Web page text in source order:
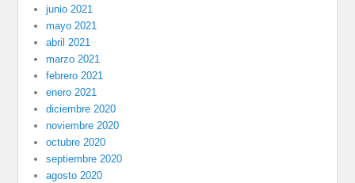
junio 2021
mayo 2021
abril 2021
marzo 2021
febrero 2021
enero 2021
diciembre 2020
noviembre 2020
octubre 2020
septiembre 2020
agosto 2020